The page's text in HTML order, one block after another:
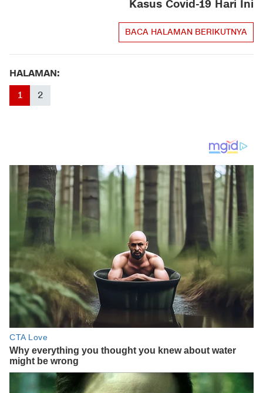
Kasus Covid-19 Hari Ini
BACA HALAMAN BERIKUTNYA
HALAMAN:
1 2